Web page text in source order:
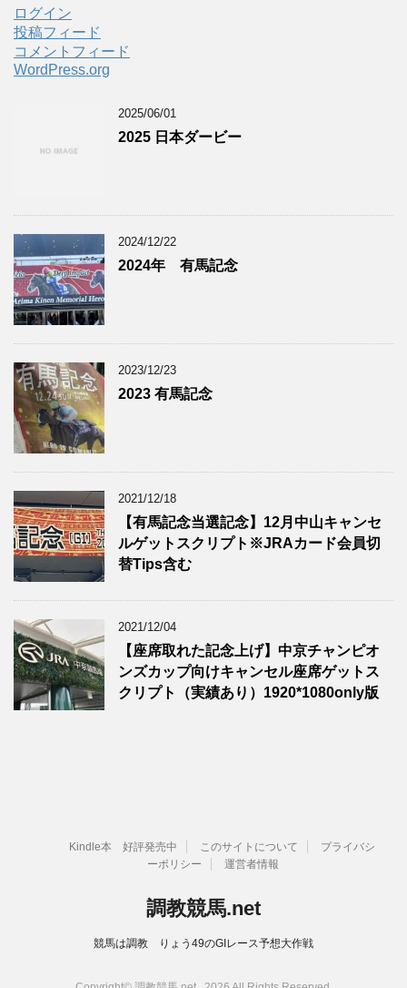
ログイン
投稿フィード
コメントフィード
WordPress.org
2025/06/01
2025 日本ダービー
2024/12/22
2024年 有馬記念
2023/12/23
2023 有馬記念
2021/12/18
【有馬記念当選記念】12月中山キャンセ
ルゲットスクリプト※JRAカード会員切
替Tips含む
2021/12/04
【座席取れた記念上げ】中京チャンピオ
ンズカップ向けキャンセル座席ゲットス
クリプト（実績あり）1920*1080only版
Kindle本 好評発売中 このサイトについて
プライバシ
ーポリシー
運営者情報
調教競馬.net
競馬は調教 りょう49のGIレース予想大作戦